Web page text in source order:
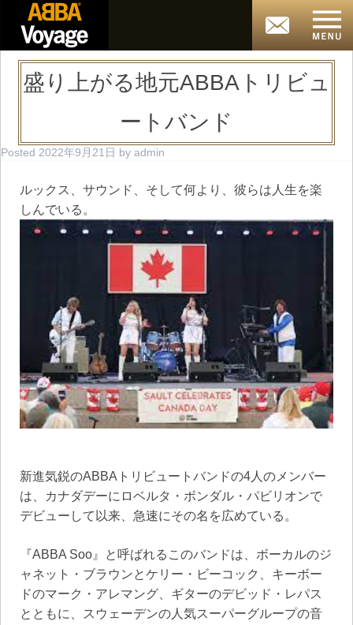
盛り上がる地元ABBAトリビュ
ートバンド
Posted 2022年9月21日 by admin
ルックス、サウンド、そして何より、彼らは人生を楽
しんでいる。
新進気鋭のABBAトリビュートバンドの4人のメンバー
は、カナダデーにロベルタ・ボンダル・パビリオンで
デビューして以来、急速にその名を広めている。
『ABBA Soo』と呼ばれるこのバンドは、ボーカルのジ
ャネット・ブラウンとケリー・ビーコック、キーボー
ドのマーク・アレマング、ギターのデビッド・レパス
とともに、スウェーデンの人気スーパーグループの音